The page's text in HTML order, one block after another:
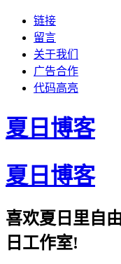
链接
留言
关于我们
广告合作
代码高亮
夏日博客
夏日博客
喜欢夏日里自
日工作室!